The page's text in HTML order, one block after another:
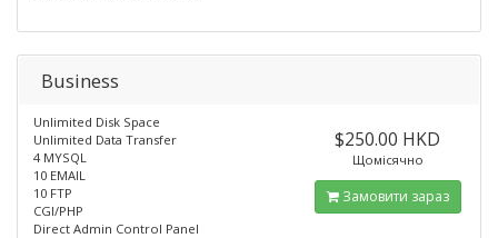
Business
Unlimited Disk Space
Unlimited Data Transfer
4 MYSQL
10 EMAIL
10 FTP
CGI/PHP
Direct Admin Control Panel
$250.00 HKD
Щомісячно
Замовити зараз